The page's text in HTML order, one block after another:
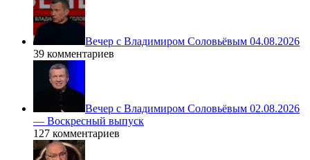
Вечер с Владимиром Соловьёвым 04.08.2026
39 комментариев
Вечер с Владимиром Соловьёвым 02.08.2026
— Воскресный выпуск
127 комментариев